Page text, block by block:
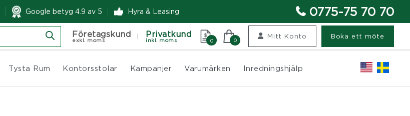
Google betyg 4.9 av 5 Hyra & Leasing 0775-75 70 70
Företagskund
exkl. moms
Privatkund
inkl. moms 0 0
Mitt Konto Boka ett möte
Tysta Rum Kontorsstolar Kampanjer Varumärken Inredningshjälp